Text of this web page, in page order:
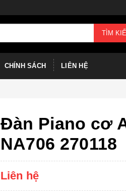
TÌM
CHÍNH SÁCH LIÊN HỆ
Đàn Piano cơ
NA706 270118
Liên hệ